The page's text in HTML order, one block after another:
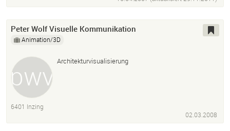
Peter Wolf Visuelle Kommunikation
Animation/3D
Architekturvisualisierung
6401 Inzing
02.03.2008